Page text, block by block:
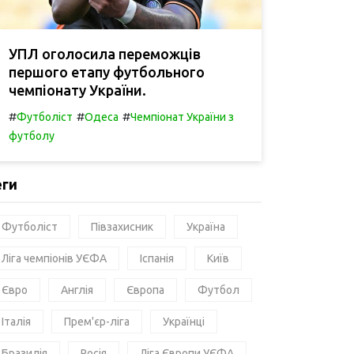
УПЛ оголосила переможців
першого етапу футбольного
чемпіонату України.
#Футболіст #Одеса #Чемпіонат України з
футболу
Футболіст Півзахисник Україна
Ліга чемпіонів УЄФА Іспанія Київ
Євро Англія Європа Футбол
Італія Прем'єр-ліга Українці